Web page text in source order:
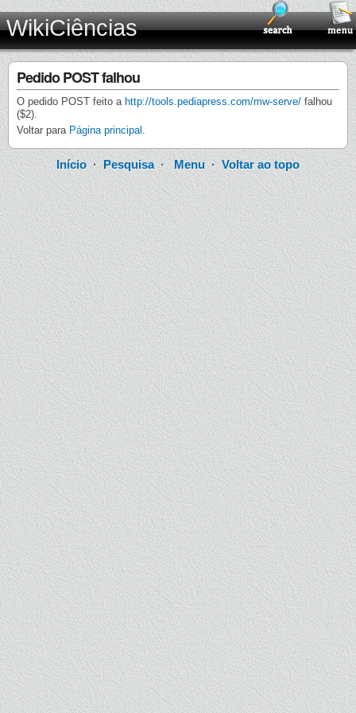
WikiCiências
Pedido POST falhou
O pedido POST feito a http://tools.pediapress.com/mw-serve/ falhou
($2).
Voltar para Página principal .
Início·Pesquisa· Menu· Voltar ao topo